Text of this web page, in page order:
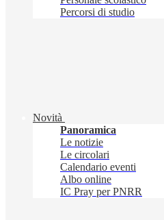
Percorsi di studio
Novità
Panoramica
Le notizie
Le circolari
Calendario eventi
Albo online
IC Pray per PNRR